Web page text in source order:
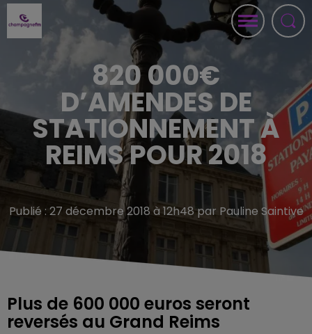
820 000€
D’AMENDES DE
STATIONNEMENT À
REIMS POUR 2018
Publié : 27 décembre 2018 à 12h48 par Pauline Saintive
Plus de 600 000 euros seront
reversés au Grand Reims